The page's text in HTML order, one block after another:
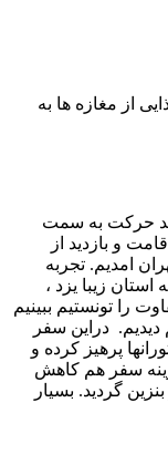
از مغازه ها به
حرکت به سمت
و بازدید از
امدیم. تجربه
از سه استان زیبا یزد ،
را تونستیم ببینیم
دراین سفر
پرهیز کرده و
سفر هم کاهش
گردید. بسیار